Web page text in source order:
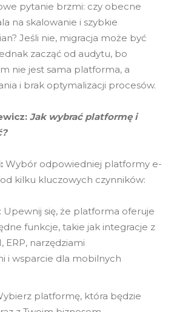
pytanie brzmi: czy obecne
na skalowanie i szybkie
Jeśli nie, migracja może być
zacząć od audytu, bo
nie jest sama platforma, a
i brak optymalizacji procesów.
Jak wybrać platformę i
Wybór odpowiedniej platformy e-
kilku kluczowych czynników:
Upewnij się, że platforma oferuje
funkcje, takie jak integracje z
ERP, narzędziami
i wsparcie dla mobilnych
platformę, która będzie